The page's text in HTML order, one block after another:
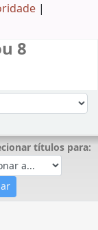
8
títulos para: